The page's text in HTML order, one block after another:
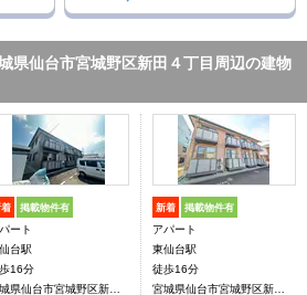
県仙台市宮城野区新田４丁目周辺の建物
掲載物件有
ート
台駅
16分
新着 掲載物件有
アパート
東仙台駅
徒歩16分